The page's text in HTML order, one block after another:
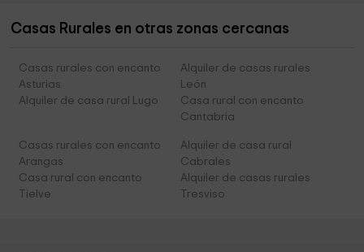
Casas Rurales en otras zonas cercanas
Casas rurales con encanto
Asturias
Alquiler de casas rurales
León
Alquiler de casa rural Lugo
Casa rural con encanto
Cantabria
Casas rurales con encanto
Arangas
Alquiler de casa rural
Cabrales
Casa rural con encanto
Tielve
Alquiler de casas rurales
Tresviso